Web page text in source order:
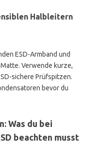
Halbleitern
ESD-Armband und
Verwende kurze,
sichere Prüfspitzen.
bevor du
Was du bei
beachten musst